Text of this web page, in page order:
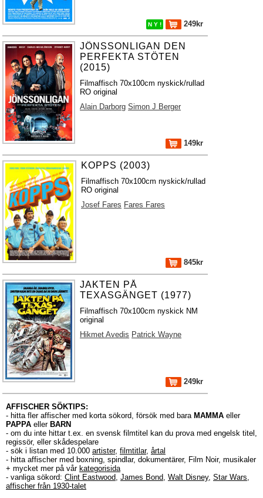
N Y ! 249kr
JÖNSSONLIGAN DEN
PERFEKTA STÖTEN
(2015)
Filmaffisch 70x100cm nyskick/rullad
RO original
Alain Darborg Simon J Berger
149kr
KOPPS (2003)
Filmaffisch 70x100cm nyskick/rullad
RO original
Josef Fares Fares Fares
845kr
JAKTEN PÅ
TEXASGÄNGET (1977)
Filmaffisch 70x100cm nyskick NM
original
Hikmet Avedis Patrick Wayne
249kr
AFFISCHER SÖKTIPS:
- hitta fler affischer med korta sökord, försök med bara MAMMA eller
PAPPA eller BARN
- om du inte hittar t.ex. en svensk filmtitel kan du prova med engelsk titel,
regissör, eller skådespelare
- sök i listan med 10.000 artister, filmtitlar, årtal
- hitta affischer med boxning, spindlar, dokumentärer, Film Noir, musikaler
+ mycket mer på vår kategorisida
- vanliga sökord: Clint Eastwood, James Bond, Walt Disney, Star Wars,
affischer från 1930-talet